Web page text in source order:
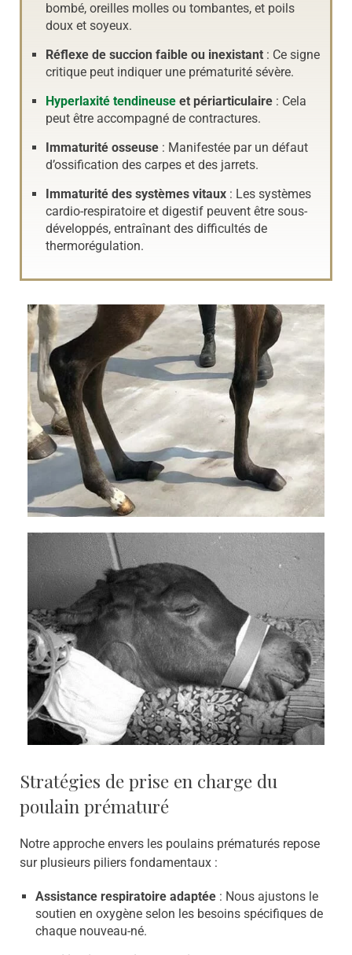
bombé, oreilles molles ou tombantes, et poils
doux et soyeux.
Réflexe de succion faible ou inexistant : Ce signe
critique peut indiquer une prématurité sévère.
Hyperlaxité tendineuse et périarticulaire : Cela
peut être accompagné de contractures.
Immaturité osseuse : Manifestée par un défaut
d’ossification des carpes et des jarrets.
Immaturité des systèmes vitaux : Les systèmes
cardio-respiratoire et digestif peuvent être sous-
développés, entraînant des difficultés de
thermorégulation.
Stratégies de prise en charge du
poulain prématuré
Notre approche envers les poulains prématurés repose
sur plusieurs piliers fondamentaux :
Assistance respiratoire adaptée : Nous ajustons le
soutien en oxygène selon les besoins spécifiques de
chaque nouveau-né.